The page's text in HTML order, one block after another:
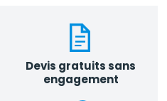
Devis gratuits sans
engagement